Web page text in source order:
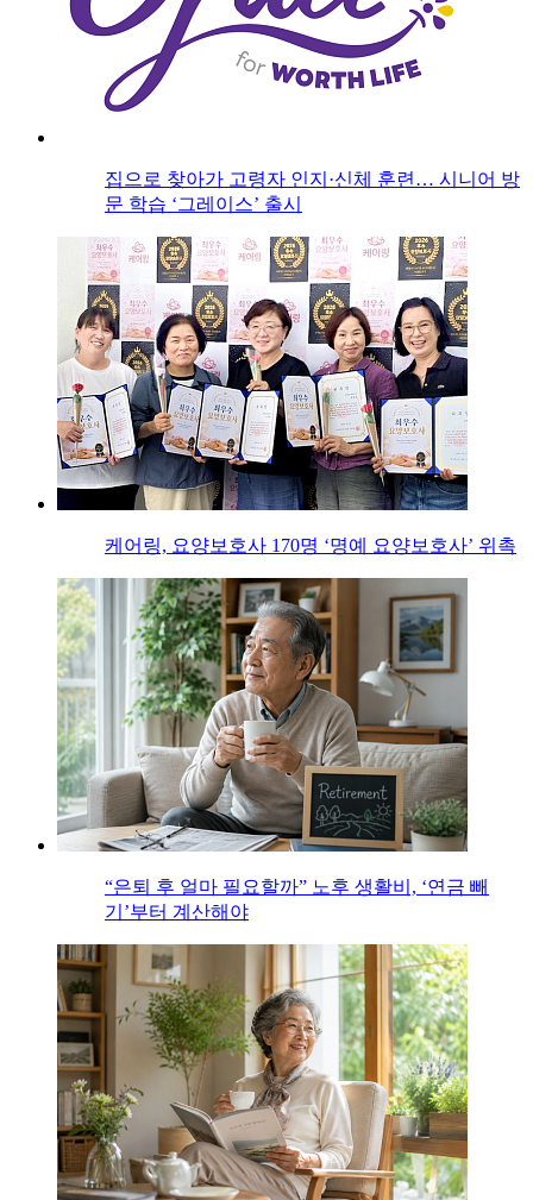
집으로 찾아가 고령자 인지·신체 훈련… 시니어 방
문 학습 ‘그레이스’ 출시
케어링, 요양보호사 170명 ‘명예 요양보호사’ 위촉
“은퇴 후 얼마 필요할까” 노후 생활비, ‘연금 빼
기’부터 계산해야